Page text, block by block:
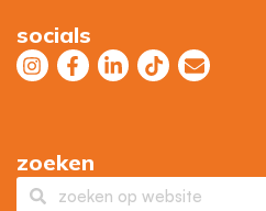
socials
zoeken